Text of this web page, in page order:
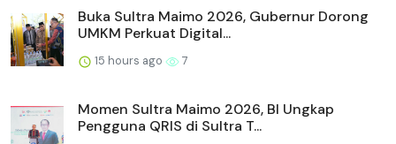
Buka Sultra Maimo 2026, Gubernur Dorong
UMKM Perkuat Digital...
15 hours ago 7
Momen Sultra Maimo 2026, BI Ungkap
Pengguna QRIS di Sultra T...